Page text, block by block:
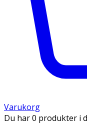
Varukorg
Du har 0 produkter i